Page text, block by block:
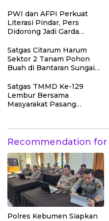
Sukaraja
PWI dan AFPI Perkuat
Literasi Pindar, Pers
Didorong Jadi Garda
Lawan Pinjol Ilegal
Satgas Citarum Harum
Sektor 2 Tanam Pohon
Buah di Bantaran Sungai
Kristiyanto: Jaga
Lingkungan Sekaligus
Tingkatkan Manfaat
Satgas TMMD Ke-129
Lembur Bersama
Masyarakat Pasang
Recommendation for
Polres Kebumen Siapkan